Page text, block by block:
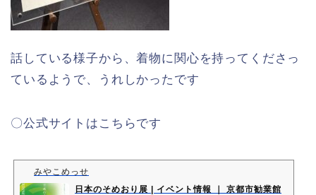
話している様子から、着物に関心を持ってくださっ
ているようで、うれしかったです
〇公式サイトはこちらです
みやこめっせ
日本のそめおり展 | イベント情報 ｜ 京都市勧業館